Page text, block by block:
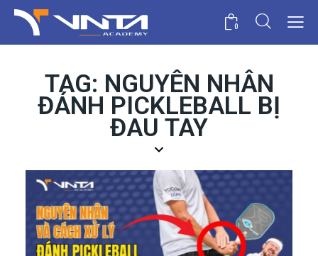
0
TAG: NGUYÊN NHÂN
ĐÁNH PICKLEBALL BỊ
ĐAU TAY